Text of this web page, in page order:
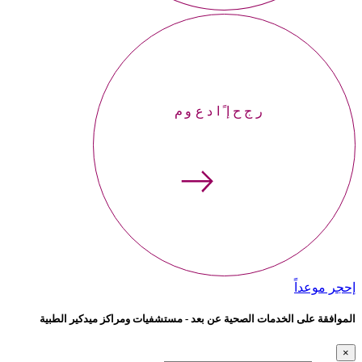
إحجر موعداً
إحجر موعداً
الموافقة على الخدمات الصحية عن بعد - مستشفيات ومراكز ميدكير الطبية
×